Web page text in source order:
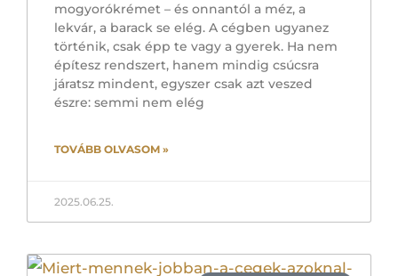
mogyorókrémet – és onnantól a méz, a
lekvár, a barack se elég. A cégben ugyanez
történik, csak épp te vagy a gyerek. Ha nem
építesz rendszert, hanem mindig csúcsra
járatsz mindent, egyszer csak azt veszed
észre: semmi nem elég
TOVÁBB OLVASOM »
2025.06.25.